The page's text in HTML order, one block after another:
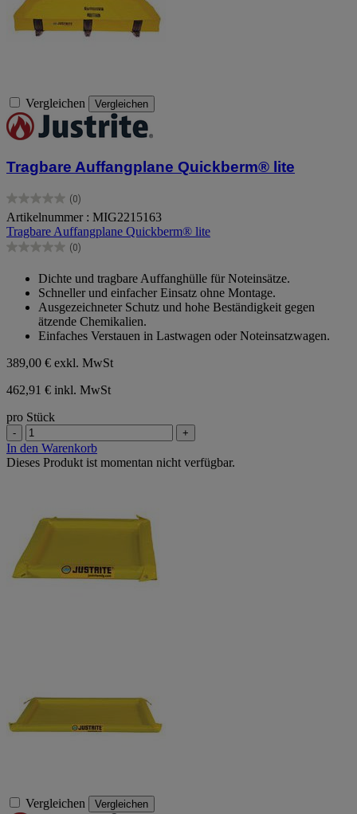
Vergleichen Vergleichen
Tragbare Auffangplane Quickberm® lite
(0)
0.0
von
5
Sternen.
Artikelnummer : MIG2215163
Tragbare Auffangplane Quickberm® lite
(0)
0.0
Sternen.
Dichte und tragbare Auffanghülle für Noteinsätze.
Schneller und einfacher Einsatz ohne Montage.
Ausgezeichneter Schutz und hohe Beständigkeit gegen
ätzende Chemikalien.
Einfaches Verstauen in Lastwagen oder Noteinsatzwagen.
389,00 € exkl. MwSt
462,91 € inkl. MwSt
pro Stück
- +
In den Warenkorb
Dieses Produkt ist momentan nicht verfügbar.
Vergleichen Vergleichen